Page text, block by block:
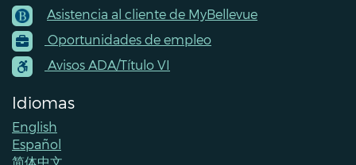
Footer
Menu
Contacts
Asistencia al cliente de MyBellevue
Oportunidades de empleo
Avisos ADA/Título VI
Idiomas
English
Español
简体中文